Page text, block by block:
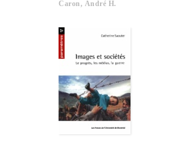
Caron, André H.